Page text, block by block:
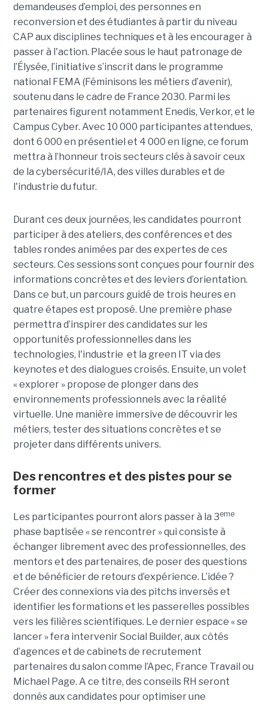
demandeuses d’emploi, des personnes en
reconversion et des étudiantes à partir du niveau
CAP aux disciplines techniques et à les encourager à
passer à l'action. Placée sous le haut patronage de
l’Élysée, l’initiative s’inscrit dans le programme
national FEMA (Féminisons les métiers d’avenir),
soutenu dans le cadre de France 2030. Parmi les
partenaires figurent notamment Enedis, Verkor, et le
Campus Cyber. Avec 10 000 participantes attendues,
dont 6 000 en présentiel et 4 000 en ligne, ce forum
mettra à l’honneur trois secteurs clés à savoir ceux
de la cybersécurité/IA, des villes durables et de
l'industrie du futur.
Durant ces deux journées, les candidates pourront
participer à des ateliers, des conférences et des
tables rondes animées par des expertes de ces
secteurs. Ces sessions sont conçues pour fournir des
informations concrètes et des leviers d’orientation.
Dans ce but, un parcours guidé de trois heures en
quatre étapes est proposé. Une première phase
permettra d’inspirer des candidates sur les
opportunités professionnelles dans les
technologies, l'industrie et la green IT via des
keynotes et des dialogues croisés. Ensuite, un volet
« explorer » propose de plonger dans des
environnements professionnels avec la réalité
virtuelle. Une manière immersive de découvrir les
métiers, tester des situations concrètes et se
projeter dans différents univers.
Des rencontres et des pistes pour se
former
Les participantes pourront alors passer à la 3eme
phase baptisée « se rencontrer » qui consiste à
échanger librement avec des professionnelles, des
mentors et des partenaires, de poser des questions
et de bénéficier de retours d’expérience. L’idée ?
Créer des connexions via des pitchs inversés et
identifier les formations et les passerelles possibles
vers les filières scientifiques. Le dernier espace « se
lancer » fera intervenir Social Builder, aux côtés
d’agences et de cabinets de recrutement
partenaires du salon comme l’Apec, France Travail ou
Michael Page. A ce titre, des conseils RH seront
donnés aux candidates pour optimiser une